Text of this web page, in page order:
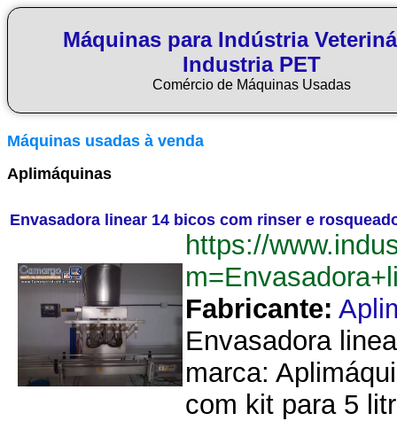
Máquinas para Indústria
Industria PET
Comércio de Máquinas Usadas
Máquinas usadas à venda
Aplimáquinas
Envasadora linear 14 bicos com rinser e
https://
Fabricante:
Envasadora
marca:
com kit para 5